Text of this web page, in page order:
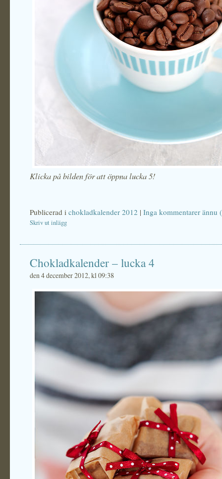
Klicka på bilden för att öppna lucka 5!
Publicerad i chokladkalender 2012 | Inga kommentarer ännu
Skriv ut inlägg
Chokladkalender – lucka 4
den 4 december 2012, kl 09:38